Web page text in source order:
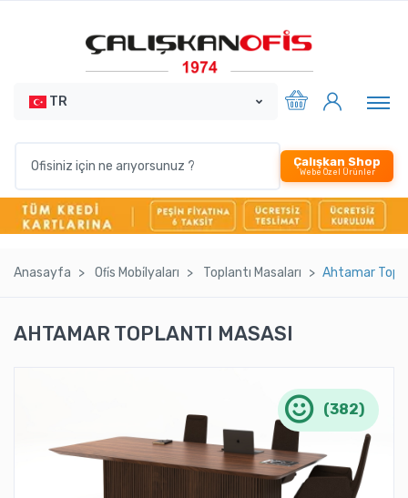
TR
Çalışkan Shop
Webe Özel Ürünler
Anasayfa Ofi̇s Mobi̇lyaları Toplantı Masaları Ahtamar
AHTAMAR TOPLANTI MASASI
(382)